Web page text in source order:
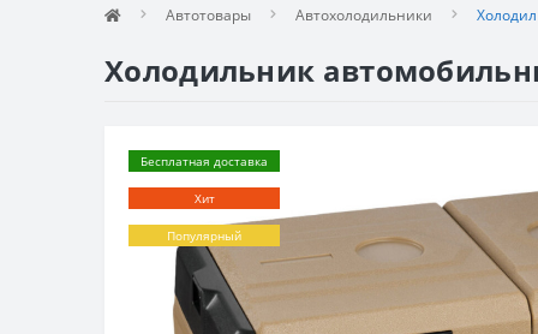
Автотовары Автохолодильники
Холодильник
Бесплатная доставка
Хит
Популярный